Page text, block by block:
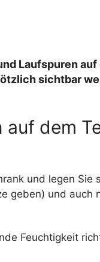
Laufspuren auf
sichtbar
dem
und legen Sie
geben) und auch
Feuchtigkeit